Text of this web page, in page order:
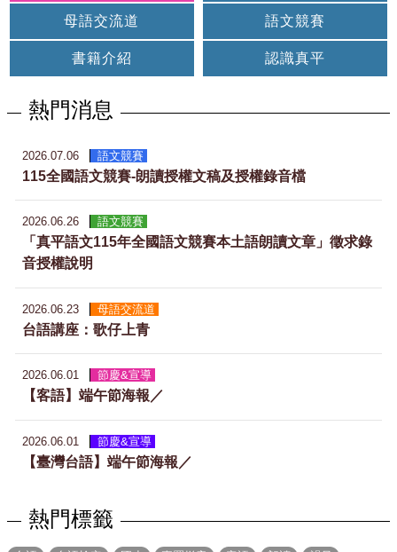
母語交流道 語文競賽
書籍介紹 認識真平
熱門消息
2026.07.06 語文競賽
115全國語文競賽-朗讀授權文稿及授權錄音檔
2026.06.26 語文競賽
「真平語文115年全國語文競賽本土語朗讀文章」徵求錄
音授權說明
2026.06.23 母語交流道
台語講座：歌仔上青
2026.06.01 節慶&宣導
【客語】端午節海報／
2026.06.01 節慶&宣導
【臺灣台語】端午節海報／
熱門標籤